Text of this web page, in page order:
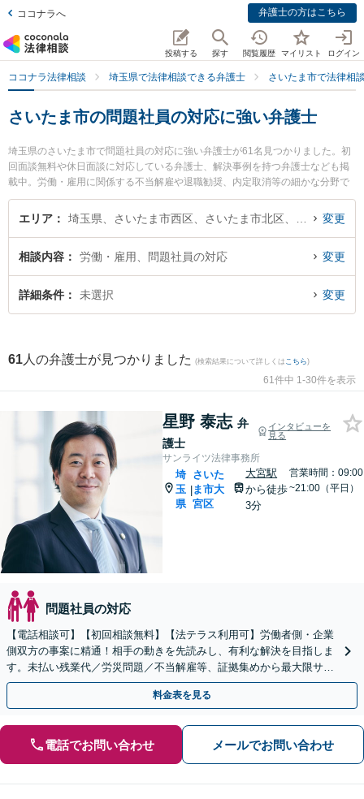
ココナラへ 弁護士の方はこちら
投稿する 探す 閲覧履歴 マイリスト ログイン
ココナラ法律相談 埼玉県で法律相談できる弁護士 さいたま市で法律相
さいたま市の問題社員の対応に強い弁護士
埼玉県のさいたま市で問題社員の対応に強い弁護士が61名見つかりました。初
回面談無料や休日面談に対応している弁護士、解決事例を持つ弁護士なども掲
載中。労働・雇用に関係する不当解雇や退職勧奨、内定取消等の細かな分野で
の絞り込み検索もでき便利です。特にサンライツ法律事務所の星野 泰志弁護士
やネクスパート法律事務所 大宮オフィスの新出 雄亮弁護士、ベリーベスト法律
応のトラブルを今すぐに弁護士に相談したい』『問題社員の対応のトラブル解
決の実績豊富な近くの弁護士を検索したい』『初回相談無料で問題社員の対応
を法律相談できるさいたま市内の弁護士に相談予約したい』などでお困りの相
エリア 変更
相談内容 労働・雇用、問題社員の対応 変更
詳細条件 未選択 変更
61 人の弁護士が見つかりました (検索結果について詳しくは こちら)
61件中 1-30件を表示
星野 泰志 弁
護士
インタビューを
見る
サンライツ法律事務所
埼
玉
県
|
さいた
ま市大
宮区
大宮駅
から徒歩
3分
営業時間：09:00
~21:00（平日）
問題社員の対応
【電話相談可】【初回相談無料】【法テラス利用可】労働者側・企業
側双方の事案に精通！相手の動きを先読みし、有利な解決を目指しま
す。未払い残業代／労災問題／不当解雇等、証拠集めから最大限サポ
ート。企業側のご相談もお任せ【完全個室】【大宮駅3分】
料金表を見る
電話でお問い合わせ メールでお問い合わせ